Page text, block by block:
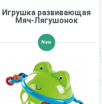
Игрушка развивающая
Мяч-Лягушонок
New